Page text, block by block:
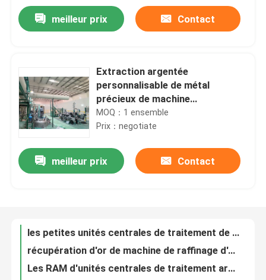
Maison
Au sujet de nous
Contrôle de qualité
meilleur prix Contact
Extraction argentée
personnalisable de métal
précieux de machine
d'extraction à partir de
l'électronique
MOQ：1 ensemble
Prix：negotiate
meilleur prix Contact
les petites unités centrales de traitement de machine de raffinerie de l'or 3Kg enfonce la récupération de rebut d'or d'E
Système de raffinage de récupération de l'équipement PGM de platine de rhodium de palladium
Récupération écologique du convertisseur catalytique PGM d'équipement de raffinage de platine
Extraction de raffinage de raffinerie de l'équipement PGM de platine de catalyseur d'échappement d'automobile